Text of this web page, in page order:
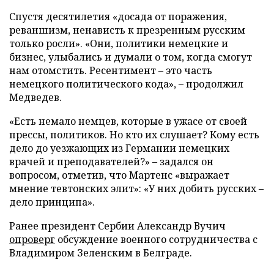
Спустя десятилетия «досада от поражения,
реваншизм, ненависть к презренным русским
только росли». «Они, политики немецкие и
бизнес, улыбались и думали о том, когда смогут
нам отомстить. Ресентимент – это часть
немецкого политического кода», – продолжил
Медведев.
«Есть немало немцев, которые в ужасе от своей
прессы, политиков. Но кто их слушает? Кому есть
дело до уезжающих из Германии немецких
врачей и преподавателей?» – задался он
вопросом, отметив, что Мартенс «выражает
мнение тевтонских элит»: «У них добить русских –
дело принципа».
Ранее президент Сербии Александр Вучич
опроверг обсуждение военного сотрудничества с
Владимиром Зеленским в Белграде.